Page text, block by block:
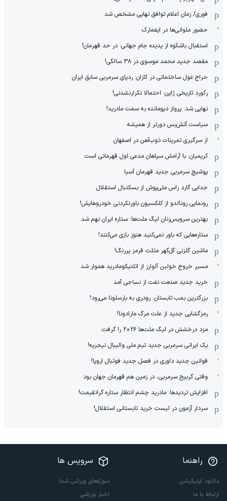
فوری/ زمان اعلام توافق نهایی مشخص شد
حضور ملوانی‌ها در ایفمارک
استقبال باشکوه از پدیده جام جهانی: در حد قهرمان!
مقصد جدید محمد موسوی در ٣٨ سالگی!
حراج غول ساختمانی در کازان: ردپای سرمربی سابق ایران
رکورد تاریخی ژاپن: احتمالا تکرارنشدنی!
نهایی شد: پرواز دیومانده به سمت مادرید!
سیاست آتش‌بس دورتر از همیشه
از سرگیری تمرینات ذوب‌آهن در اصفهان
کریمیان: با آرامش سپاهان مدعی اول قهرمانی است
پوشیچ سرمربی جدید قهرمان آسیا
جدایی گارد راس ملی‌پوش از بسکتبال استقلال
رونمایی رونالدو از کلکسیون باورنکردنی خودروهایش!
بهترین سرویس‌زنان لیگ ملت‌ها: ستاره ایران نهم شد
ستاره‌هایی که باور نمی‌کنید هنوز بازی می‌کنند!
ماشین گلزنی گل‌گهر مثلث قرمز پررنگ!
مسیر خروج خولین آلوارز از اتلتیکومادرید هموار شد
خرید جدید صنعت نفت از نساجی آمد
بزرگترین بمب تابستان: رودری به بارسلونا می‌رود!
رمزگشایی جدید از علت مرگ مارادونا!
مزد درخشش در لیگ ملت‌ها ٢٠٢۶ را گرفت
یک ایرانی سرمربی جدید تیم ملی والیبال نیجریه!
قوانین جدید داوری در فصل جدید فوتبال اروپا!
وقتی گربیج سرمربی، در زمین هم قهرمان جهان بود
افزایش تردیدها: مادرید چشم انتظار ستاره گرانقیمت!
سردار آزمون در لیست خرید تابستانی استقلال!
راهنما
دانلود اپلیکیشن
ارتباط با ما
سرویس ها
سوژه‌های ورزشی شما
اخبار ورزشی